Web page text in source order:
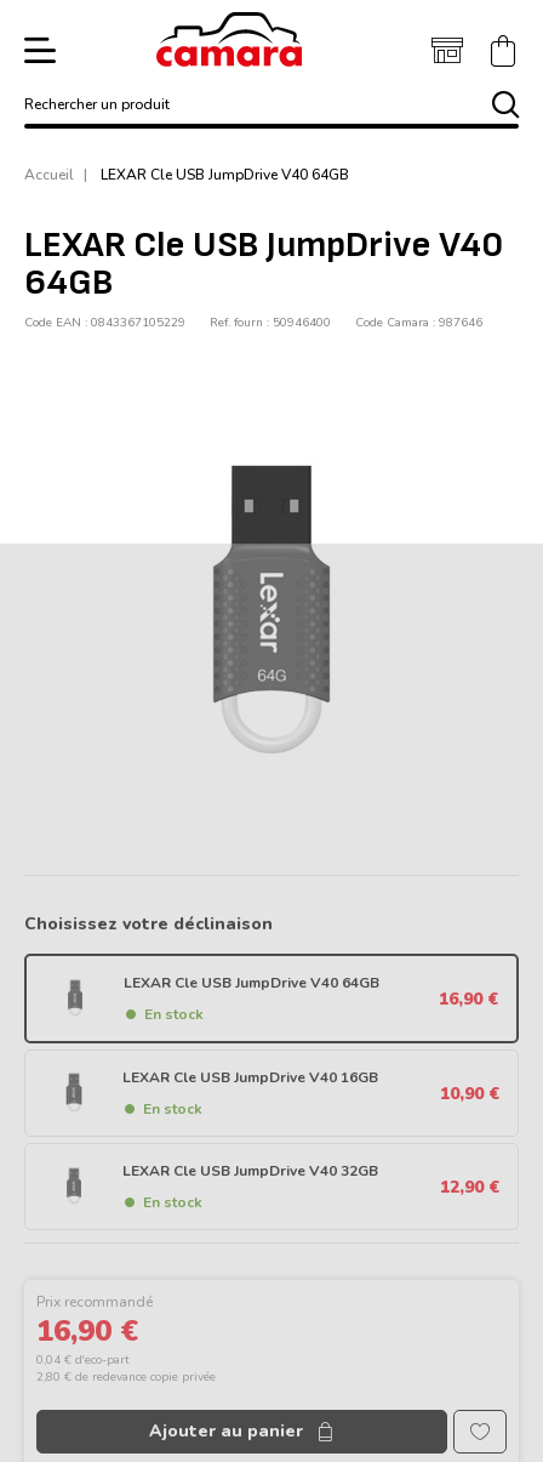
Rechercher un produit
Accueil LEXAR Cle USB JumpDrive V40 64GB
LEXAR Cle USB JumpDrive V40
64GB
Code EAN : 0843367105229 Ref. fourn : 50946400 Code Camara : 987646
Choisissez votre déclinaison
LEXAR Cle USB JumpDrive V40 64GB
En stock
16,90 €
LEXAR Cle USB JumpDrive V40 16GB
En stock
10,90 €
LEXAR Cle USB JumpDrive V40 32GB
En stock
12,90 €
Prix recommandé
16,90 €
0,04 € d'eco-part
2,80 € de redevance copie privée
Ajouter au panier